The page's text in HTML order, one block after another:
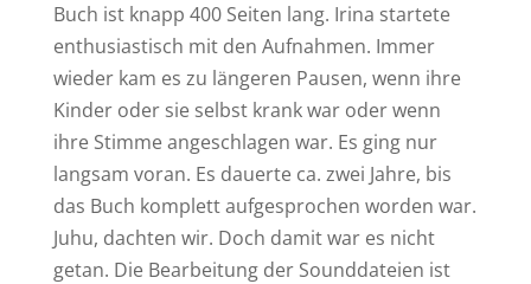
Buch ist knapp 400 Seiten lang. Irina startete
enthusiastisch mit den Aufnahmen. Immer
wieder kam es zu längeren Pausen, wenn ihre
Kinder oder sie selbst krank war oder wenn
ihre Stimme angeschlagen war. Es ging nur
langsam voran. Es dauerte ca. zwei Jahre, bis
das Buch komplett aufgesprochen worden war.
Juhu, dachten wir. Doch damit war es nicht
getan. Die Bearbeitung der Sounddateien ist